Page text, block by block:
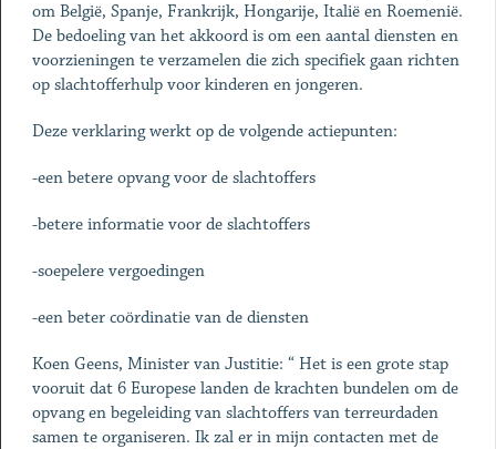
om België, Spanje, Frankrijk, Hongarije, Italië en Roemenië.
De bedoeling van het akkoord is om een aantal diensten en
voorzieningen te verzamelen die zich specifiek gaan richten
op slachtofferhulp voor kinderen en jongeren.
Deze verklaring werkt op de volgende actiepunten:
-een betere opvang voor de slachtoffers
-betere informatie voor de slachtoffers
-soepelere vergoedingen
-een beter coördinatie van de diensten
Koen Geens, Minister van Justitie: “ Het is een grote stap
vooruit dat 6 Europese landen de krachten bundelen om de
opvang en begeleiding van slachtoffers van terreurdaden
samen te organiseren. Ik zal er in mijn contacten met de